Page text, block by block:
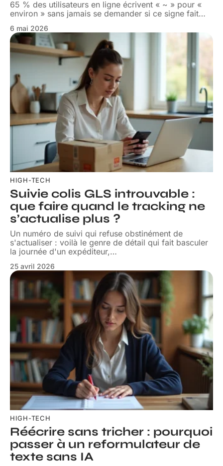
65 % des utilisateurs en ligne écrivent « ~ » pour «
environ » sans jamais se demander si ce signe fait…
6 mai 2026
HIGH-TECH
Suivie colis GLS introuvable :
que faire quand le tracking ne
s’actualise plus ?
Un numéro de suivi qui refuse obstinément de
s'actualiser : voilà le genre de détail qui fait basculer
la journée d'un expéditeur,…
25 avril 2026
HIGH-TECH
Réécrire sans tricher : pourquoi
passer à un reformulateur de
texte sans IA